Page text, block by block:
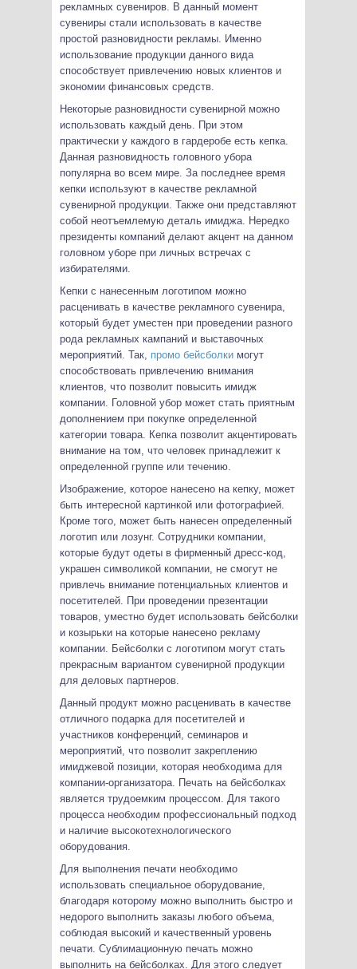
рекламных сувениров. В данный момент
сувениры стали использовать в качестве
простой разновидности рекламы. Именно
использование продукции данного вида
способствует привлечению новых клиентов и
экономии финансовых средств.
Некоторые разновидности сувенирной можно
использовать каждый день. При этом
практически у каждого в гардеробе есть кепка.
Данная разновидность головного убора
популярна во всем мире. За последнее время
кепки используют в качестве рекламной
сувенирной продукции. Также они представляют
собой неотъемлемую деталь имиджа. Нередко
президенты компаний делают акцент на данном
головном уборе при личных встречах с
избирателями.
Кепки с нанесенным логотипом можно
расценивать в качестве рекламного сувенира,
который будет уместен при проведении разного
рода рекламных кампаний и выставочных
мероприятий. Так, промо бейсболки могут
способствовать привлечению внимания
клиентов, что позволит повысить имидж
компании. Головной убор может стать приятным
дополнением при покупке определенной
категории товара. Кепка позволит акцентировать
внимание на том, что человек принадлежит к
определенной группе или течению.
Изображение, которое нанесено на кепку, может
быть интересной картинкой или фотографией.
Кроме того, может быть нанесен определенный
логотип или лозунг. Сотрудники компании,
которые будут одеты в фирменный дресс-код,
украшен символикой компании, не смогут не
привлечь внимание потенциальных клиентов и
посетителей. При проведении презентации
товаров, уместно будет использовать бейсболки
и козырьки на которые нанесено рекламу
компании. Бейсболки с логотипом могут стать
прекрасным вариантом сувенирной продукции
для деловых партнеров.
Данный продукт можно расценивать в качестве
отличного подарка для посетителей и
участников конференций, семинаров и
мероприятий, что позволит закреплению
имиджевой позиции, которая необходима для
компании-организатора. Печать на бейсболках
является трудоемким процессом. Для такого
процесса необходим профессиональный подход
и наличие высокотехнологического
оборудования.
Для выполнения печати необходимо
использовать специальное оборудование,
благодаря которому можно выполнить быстро и
недорого выполнить заказы любого объема,
соблюдая высокий и качественный уровень
печати. Сублимационную печать можно
выполнить на бейсболках. Для этого следует